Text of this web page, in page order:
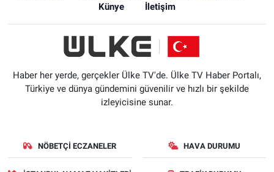
Künye
İletişim
Haber her yerde, gerçekler Ülke TV'de. Ülke TV Haber Portalı,
Türkiye ve dünya gündemini güvenilir ve hızlı bir şekilde
izleyicisine sunar.
NÖBETÇI ECZANELER HAVA DURUMU